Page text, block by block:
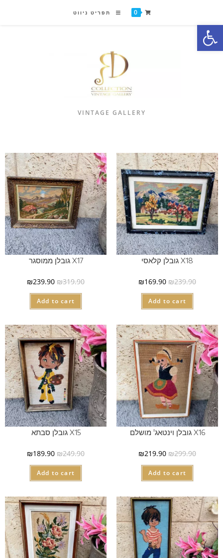
פתח סרגל נגישות
0 תפריט ניווט
VINTAGE GALLERY
X18 גובלן קלאסי
₪239.90
₪169.90
Add to cart
X17 גובלן ממוסגר
₪319.90
₪239.90
Add to cart
X16 גובלן וינטאג' מושלם
₪299.90
₪219.90
Add to cart
X15 גובלן סבתא
₪249.90
₪189.90
Add to cart